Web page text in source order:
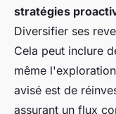
stratégies
Diversifier ses
Cela peut inclure
même
avisé est de
assurant un flux